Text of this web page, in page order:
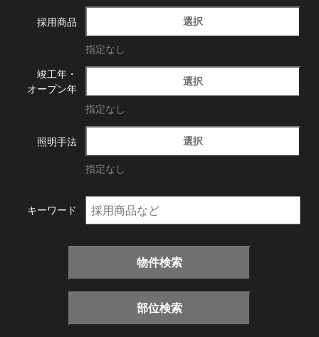
採用商品 選択
指定なし
竣工年・
オープン年
選択
指定なし
照明手法 選択
指定なし
キーワード
物件検索
部位検索